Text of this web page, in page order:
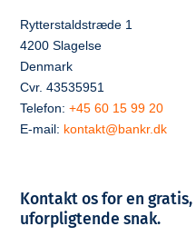
Rytterstaldstræde 1
4200 Slagelse
Denmark
Cvr. 43535951
Telefon:+45 60 15 99 20
E-mail: kontakt@bankr.dk
Kontakt os for en
uforpligtende snak.